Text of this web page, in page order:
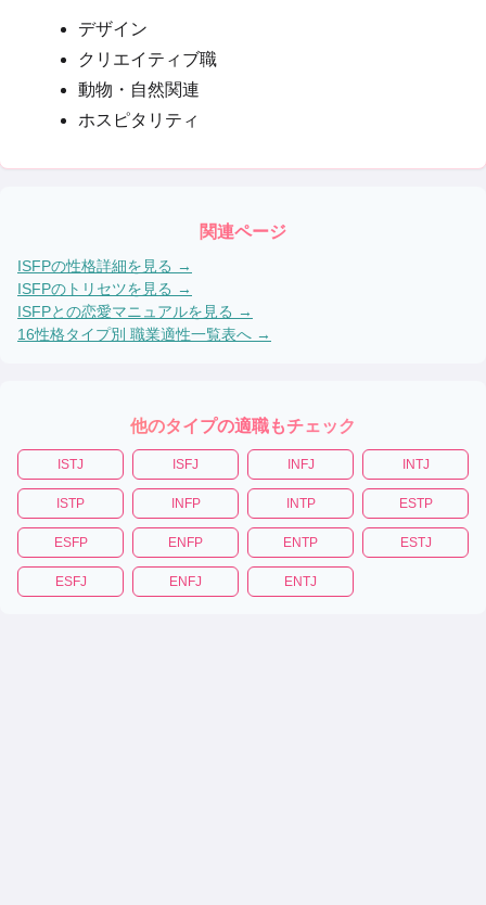
デザイン
クリエイティブ職
動物・自然関連
ホスピタリティ
関連ページ
ISFPの性格詳細を見る →
ISFPのトリセツを見る →
ISFPとの恋愛マニュアルを見る →
16性格タイプ別 職業適性一覧表へ →
他のタイプの適職もチェック
ISTJ ISFJ INFJ INTJ
ISTP INFP INTP ESTP
ESFP ENFP ENTP ESTJ
ESFJ ENFJ ENTJ